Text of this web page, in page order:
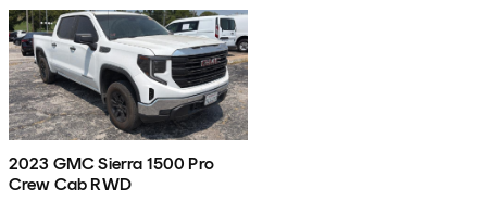
2023 GMC Sierra 1500 Pro
Crew Cab RWD